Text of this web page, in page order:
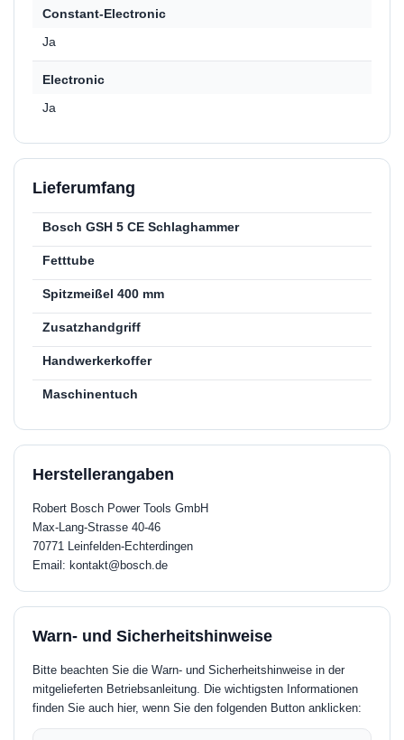
Constant-Electronic
Ja
Electronic
Ja
Lieferumfang
Bosch GSH 5 CE Schlaghammer
Fetttube
Spitzmeißel 400 mm
Zusatzhandgriff
Handwerkerkoffer
Maschinentuch
Herstellerangaben
Robert Bosch Power Tools GmbH
Max-Lang-Strasse 40-46
70771 Leinfelden-Echterdingen
Email: kontakt@bosch.de
Warn- und Sicherheitshinweise
Bitte beachten Sie die Warn- und Sicherheitshinweise in der
mitgelieferten Betriebsanleitung. Die wichtigsten Informationen
finden Sie auch hier, wenn Sie den folgenden Button anklicken: